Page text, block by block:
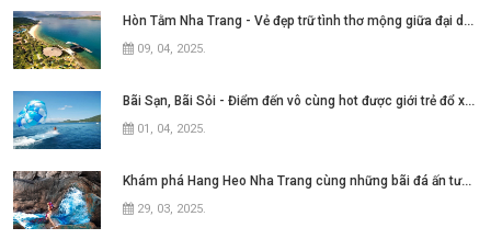
Hòn Tằm Nha Trang - Vẻ đẹp trữ tình thơ mộng giữa đại dương xanh ngát
09, 04, 2025.
Bãi Sạn, Bãi Sỏi - Điểm đến vô cùng hot được giới trẻ đổ xô tìm kiếm tại thành
01, 04, 2025.
Khám phá Hang Heo Nha Trang cùng những bãi đá ấn tượng
29, 03, 2025.